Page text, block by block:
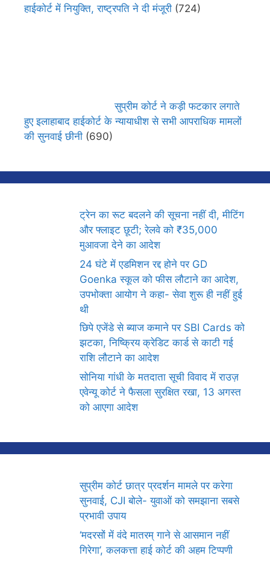
हाईकोर्ट में नियुक्ति, राष्ट्रपति ने दी मंजूरी (724)
सुप्रीम कोर्ट ने कड़ी फटकार लगाते
हुए इलाहाबाद हाईकोर्ट के न्यायाधीश से सभी आपराधिक मामलों
की सुनवाई छीनी (690)
ट्रेन का रूट बदलने की सूचना नहीं दी, मीटिंग
और फ्लाइट छूटी; रेलवे को ₹35,000
मुआवजा देने का आदेश
24 घंटे में एडमिशन रद्द होने पर GD
Goenka स्कूल को फीस लौटाने का आदेश,
उपभोक्ता आयोग ने कहा- सेवा शुरू ही नहीं हुई
थी
छिपे एजेंडे से ब्याज कमाने पर SBI Cards को
झटका, निष्क्रिय क्रेडिट कार्ड से काटी गई
राशि लौटाने का आदेश
सोनिया गांधी के मतदाता सूची विवाद में राउज़
एवेन्यू कोर्ट ने फैसला सुरक्षित रखा, 13 अगस्त
को आएगा आदेश
सुप्रीम कोर्ट छात्र प्रदर्शन मामले पर करेगा
सुनवाई, CJI बोले- युवाओं को समझाना सबसे
प्रभावी उपाय
‘मदरसों में वंदे मातरम् गाने से आसमान नहीं
गिरेगा’, कलकत्ता हाई कोर्ट की अहम टिप्पणी